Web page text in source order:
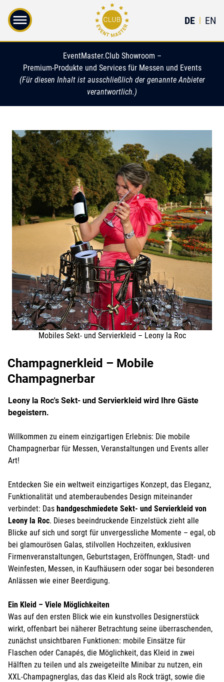
DE | EN
EventMaster.Club Showroom –
Premium-Produkte und Services für Messen und Events
(Für diesen Inhalt ist ausschließlich der genannte Anbieter
verantwortlich.)
Champagnerkleid – Mobile
Champagnerbar
Leony la Roc's Sekt- und Servierkleid wird Ihre Gäste
begeistern.
Willkommen zu einem einzigartigen Erlebnis: Die mobile
Champagnerbar für Messen, Veranstaltungen und Events aller
Art!
Entdecken Sie ein weltweit einzigartiges Konzept, das Eleganz,
Funktionalität und atemberaubendes Design miteinander
verbindet: Das handgeschmiedete Sekt- und Servierkleid von
Leony la Roc. Dieses beeindruckende Einzelstück zieht alle
Blicke auf sich und sorgt für unvergessliche Momente – egal, ob
bei glamourösen Galas, stilvollen Hochzeiten, exklusiven
Firmenveranstaltungen, Geburtstagen, Eröffnungen, Stadt- und
Weinfesten, Messen, in Kaufhäusern oder sogar bei besonderen
Anlässen wie einer Beerdigung.
Ein Kleid – Viele Möglichkeiten
Was auf den ersten Blick wie ein kunstvolles Designerstück
wirkt, offenbart bei näherer Betrachtung seine überraschenden,
zunächst unsichtbaren Funktionen: mobile Einsätze für
Flaschen oder Canapés, die Möglichkeit, das Kleid in zwei
Hälften zu teilen und als zweigeteilte Minibar zu nutzen, ein
XXL-Champagnerglas, das das Kleid als Rock trägt, sowie die
Mobiles Sekt- und Servierkleid – Leony la Roc